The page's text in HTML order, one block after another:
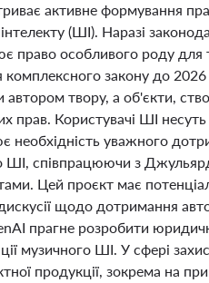
активне формування
(ШІ). Наразі
право особливого роду
комплексного закону до
твору, а об'єкти,
прав. Користувачі ШІ
необхідність уважного
ШІ, співпрацюючи з
Цей проєкт має
щодо дотримання
прагне розробити
музичного ШІ. У сфері
продукції, зокрема на